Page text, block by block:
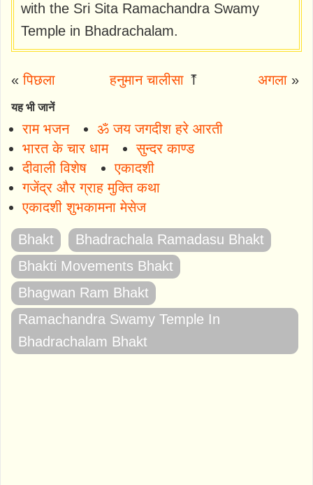
with the Sri Sita Ramachandra Swamy
Temple in Bhadrachalam.
«पिछला हनुमान चालीसा ⤒ अगला»
यह भी जानें
राम भजन
ॐ जय जगदीश हरे आरती
भारत के चार धाम
सुन्दर काण्ड
दीवाली विशेष
एकादशी
गजेंद्र और ग्राह मुक्ति कथा
एकादशी शुभकामना मेसेज
Bhakt
Bhadrachala Ramadasu Bhakt
Bhakti Movements Bhakt
Bhagwan Ram Bhakt
Ramachandra Swamy Temple In
Bhadrachalam Bhakt